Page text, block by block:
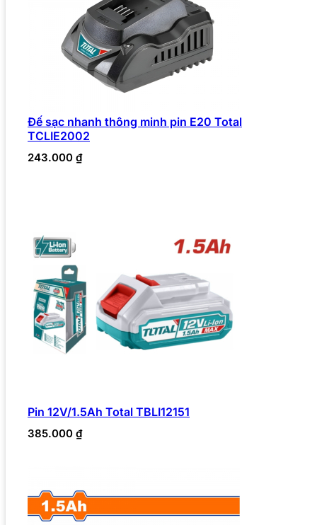
Đế sạc nhanh thông minh pin E20 Total
TCLIE2002
243.000 ₫
Pin 12V/1.5Ah Total TBLI12151
385.000 ₫